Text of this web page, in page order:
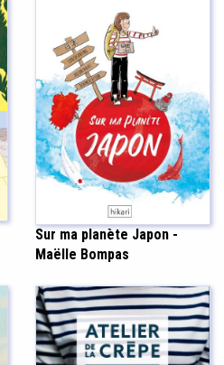
Sur ma planète Japon -
Maëlle Bompas